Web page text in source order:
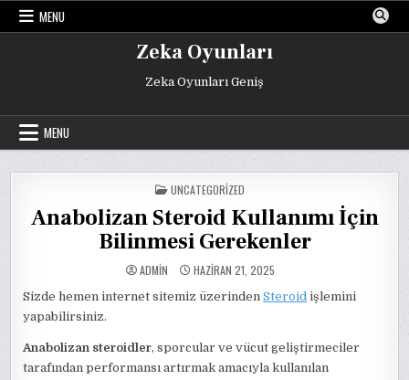
Skip
MENU
Zeka Oyunları
Zeka Oyunları Geniş
MENU
POSTED
IN
UNCATEGORIZED
Anabolizan Steroid Kullanımı İçin
Bilinmesi Gerekenler
ADMIN HAZIRAN 21, 2025
Sizde hemen internet sitemiz üzerindenSteroid işlemini
yapabilirsiniz.
Anabolizan steroidler, sporcular ve vücut geliştirmeciler
tarafından performansı artırmak amacıyla kullanılan